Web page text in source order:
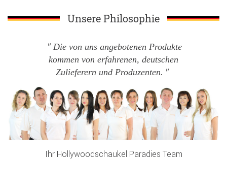
Unsere Philosophie
Die von uns angebotenen Produkte
kommen von erfahrenen, deutschen
Zulieferern und Produzenten.
Ihr Hollywoodschaukel Paradies Team